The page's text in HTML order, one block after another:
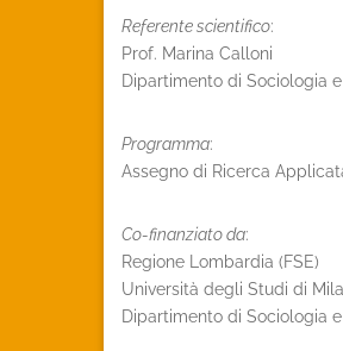
Referente scientifico:
Prof. Marina Calloni
Dipartimento di Sociologia
Programma:
Assegno di Ricerca
Co-finanziato da:
Regione Lombardia (FSE)
Università degli Studi di
Dipartimento di Sociologia